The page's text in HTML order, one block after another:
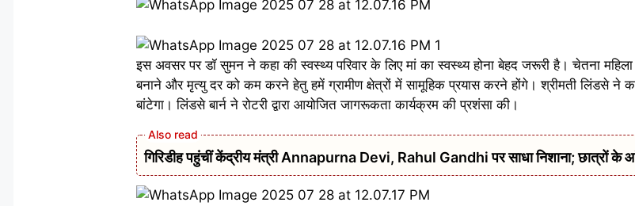
इस अवसर पर डॉ सुमन ने कहा की स्वस्थ्य परिवार के लिए मां का स्वस्थ्य होना बेहद जरूरी है। चेतना
बनाने और मृत्यु दर को कम करने हेतु हमें ग्रामीण क्षेत्रों में सामूहिक प्रयास करने होंगे। श्रीमती लिंडसे ने
बांटेगा। लिंडसे बार्न ने रोटरी द्वारा आयोजित जागरूकता कार्यक्रम की प्रशंसा की।
गिरिडीह पहुंचीं केंद्रीय मंत्री Annapurna Devi, Rahul Gandhi पर साधा निशाना; छात्रों के